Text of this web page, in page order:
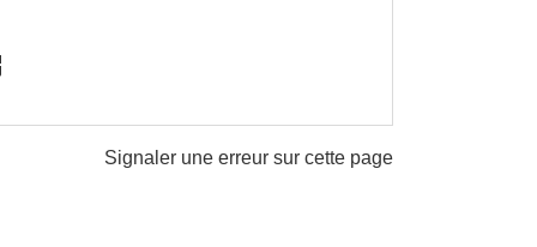
Signaler une erreur sur cette page